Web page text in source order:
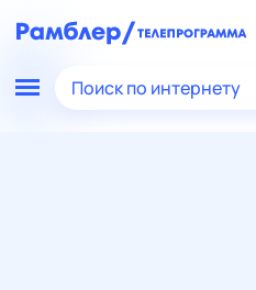
Поиск по интернету